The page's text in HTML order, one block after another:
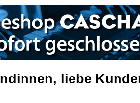
liebe